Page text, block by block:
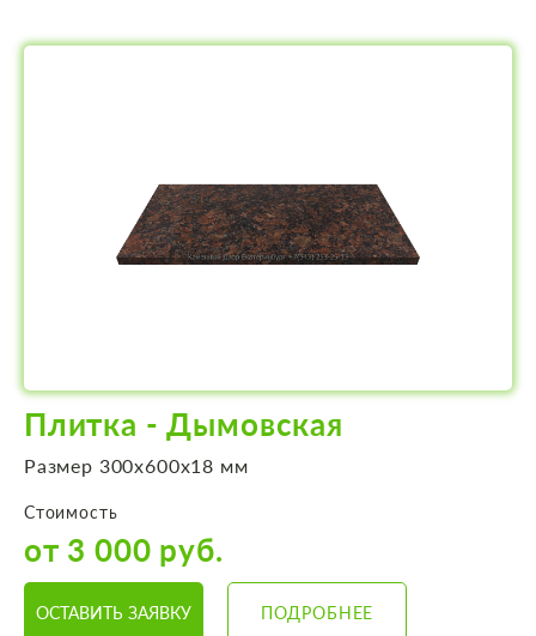
Плитка - Дымовская
Размер 300х600х18 мм
Стоимость
от 3 000 руб.
ОСТАВИТЬ ЗАЯВКУ ПОДРОБНЕЕ